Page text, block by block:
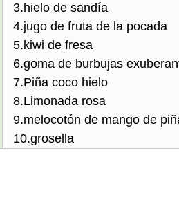
3.hielo de sandía
4.jugo de fruta de la pocada
5.kiwi de fresa
6.goma de burbujas
7.Piña coco hielo
8.Limonada rosa
9.melocotón de mango de
10.grosella